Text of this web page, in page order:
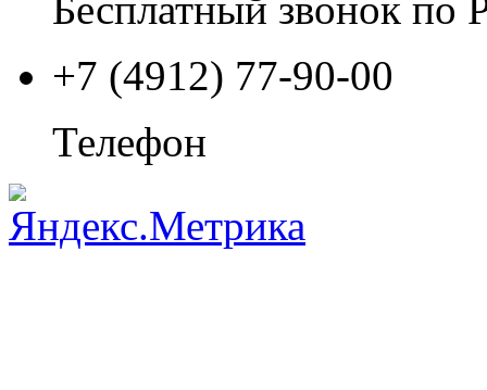
Бесплатный звонок по
+7 (4912) 77-90-00
Телефон